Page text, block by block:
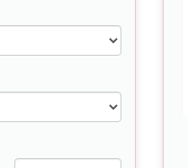
1900 TL / Gün